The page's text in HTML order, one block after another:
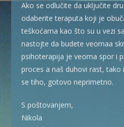
Ako se odlučite da uključite
odaberite teraputa koji je
teškoćama kao što su u vezi
nastojte da budete veomaa
psihoterapija je veoma spor i
proces a naš duhovi rast, tako
se tiho, gotovo neprimetno.
S poštovanjem,
Nikola